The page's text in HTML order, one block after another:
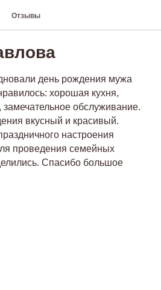
Отзывы
день рождения мужа
хорошая кухня,
замечательное обслуживание.
вкусный и красивый.
настроения
проведения семейных
Спасибо большое